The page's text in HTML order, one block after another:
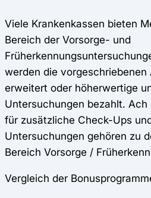
Viele Krankenkassen bieten
Bereich der Vorsorge- und
werden die vorgeschriebenen
erweitert oder höherwertige
Untersuchungen bezahlt. Ach
für zusätzliche Check-Ups
Untersuchungen gehören zu
Bereich Vorsorge /
Vergleich der